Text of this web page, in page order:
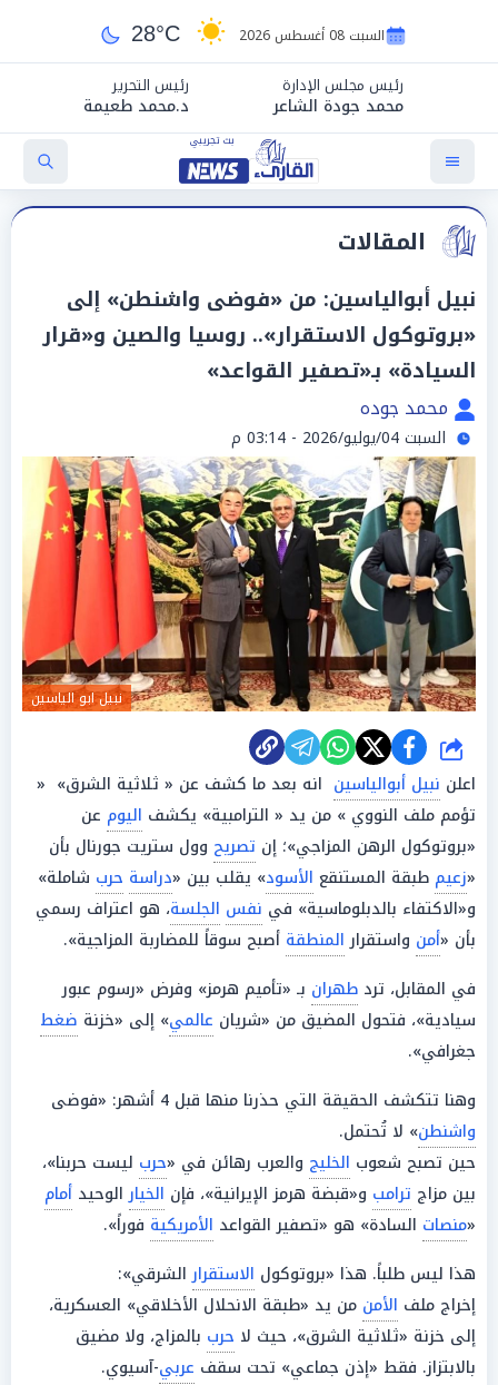
السبت 08 أغسطس 2026 28°C
رئيس مجلس الإدارة
محمد جودة الشاعر
رئيس التحرير
د.محمد طعيمة
المقالات
نبيل أبوالياسين: من «فوضى واشنطن» إلى
«بروتوكول الاستقرار».. روسيا والصين و«قرار
السيادة» بـ«تصفير القواعد»
محمد جوده
السبت 04/يوليو/2026 - 03:14 م
نبيل ابو الياسين
شارك
اعلن نبيل أبوالياسين انه بعد ما كشف عن « ثلاثية الشرق» «
تؤمم ملف النووي » من يد « الترامبية» يكشف اليوم عن
«بروتوكول الرهن المزاجي»؛ إن تصريح وول ستريت جورنال بأن
«زعيم طبقة المستنقع الأسود» يقلب بين «دراسة حرب شاملة»
و«الاكتفاء بالدبلوماسية» في نفس الجلسة، هو اعتراف رسمي
بأن «أمن واستقرارالمنطقة أصبح سوقاً للمضاربة المزاجية».
في المقابل، ترد طهران بـ «تأميم هرمز» وفرض «رسوم عبور
سيادية»، فتحول المضيق من «شريان عالمي» إلى «خزنة ضغط
جغرافي».
وهنا تتكشف الحقيقة التي حذرنا منها قبل 4 أشهر: «فوضى
واشنطن» لا تُحتمل.
حين تصبح شعوب الخليج والعرب رهائن في «حرب ليست حربنا»،
بين مزاج ترامب و«قبضة هرمز الإيرانية»، فإن الخيارالوحيد أمام
«منصات السادة» هو «تصفير القواعد الأمريكية فوراً».
هذا ليس طلباً. هذا «بروتوكول الاستقرارالشرقي»:
إخراج ملف الأمن من يد «طبقة الانحلال الأخلاقي» العسكرية،
إلى خزنة «ثلاثية الشرق»، حيث لا حرب بالمزاج، ولا مضيق
بالابتزاز. فقط «إذن جماعي» تحت سقف عربي-آسيوي.